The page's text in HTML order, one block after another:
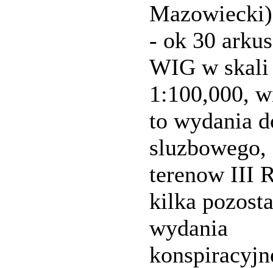
- ok 30
WIG w skali
1:100,000,
to wydania
sluzbowego,
terenow III
kilka
wydania